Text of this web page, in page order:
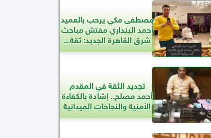
مصطفى مكي يرحب بالعميد
أحمد البنداري مفتش مباحث
شرق القاهرة الجديد: ثقة...
تجديد الثقة في المقدم
أحمد مصلح.. إشادة بالكفاءة
الأمنية والنجاحات الميدانية